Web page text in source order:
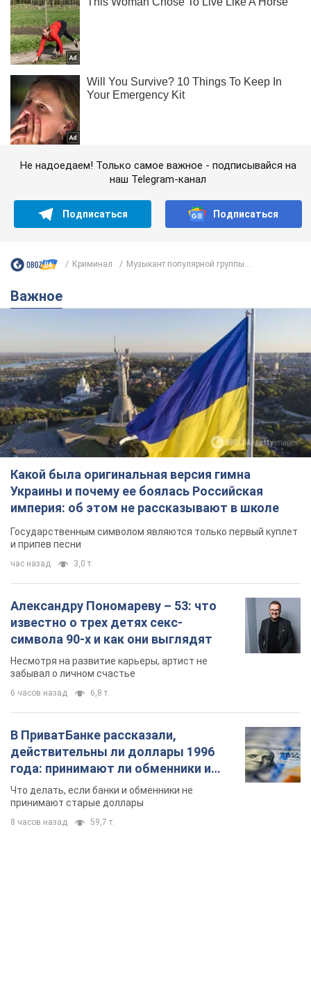
Не надоедаем! Только самое важное - подписывайся на
наш Telegram-канал
Подписаться Подписаться
Криминал Музыкант популярной группы...
Важное
Какой была оригинальная версия гимна
Украины и почему ее боялась Российская
империя: об этом не рассказывают в школе
Государственным символом являются только первый куплет
и припев песни
час назад 3,0 т.
Александру Пономареву – 53: что
известно о трех детях секс-
символа 90-х и как они выглядят
Несмотря на развитие карьеры, артист не
забывал о личном счастье
6 часов назад 6,8 т.
В ПриватБанке рассказали,
действительны ли доллары 1996
года: принимают ли обменники и
банки такие купюры
Что делать, если банки и обменники не
принимают старые доллары
8 часов назад 59,7 т.